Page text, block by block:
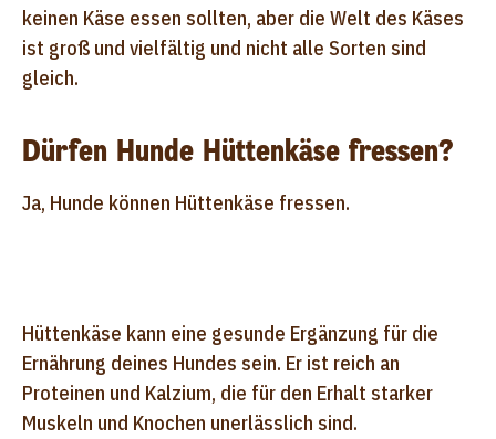
keinen Käse essen sollten, aber die Welt des Käses
ist groß und vielfältig und nicht alle Sorten sind
gleich.
Dürfen Hunde Hüttenkäse fressen?
Ja, Hunde können Hüttenkäse fressen.
Hüttenkäse kann eine gesunde Ergänzung für die
Ernährung deines Hundes sein. Er ist reich an
Proteinen und Kalzium, die für den Erhalt starker
Muskeln und Knochen unerlässlich sind.